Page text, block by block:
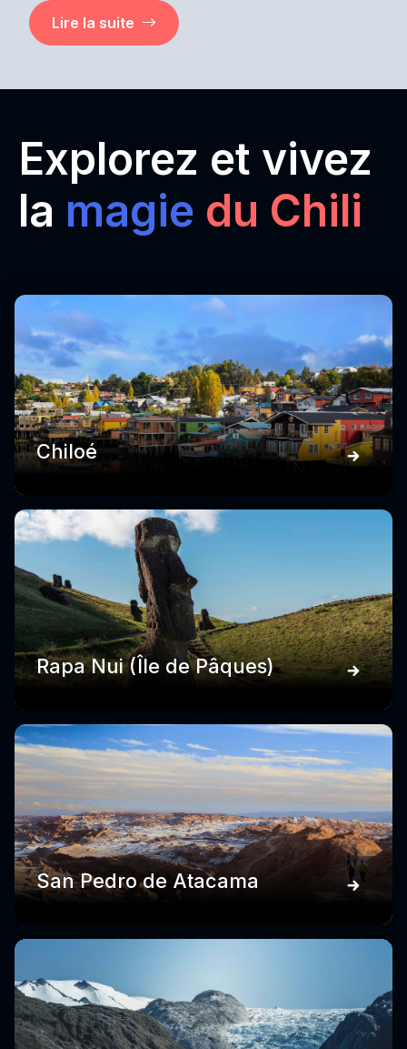
Lire la suite
Explorez et vivez
la magie du Chili
Chiloé
Rapa Nui (Île de Pâques)
San Pedro de Atacama